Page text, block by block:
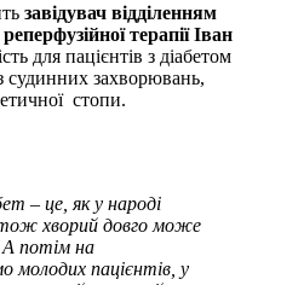
завідувач відділенням
терапіїІван
для пацієнтів з діабетом
судинних захворювань,
стопи.
– це, як у народі
хворий довго може
потім на
молодих пацієнтів, у